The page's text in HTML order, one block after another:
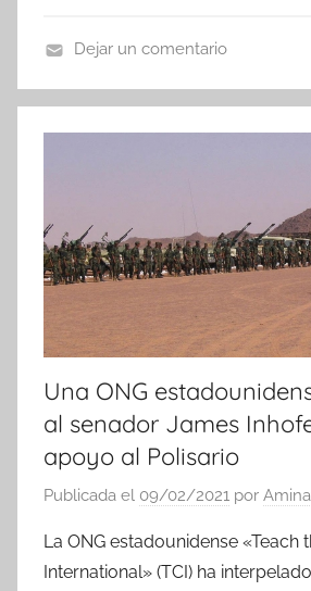
o
t
a
s
Dejar un comentario
Una ONG
al senador James
apoyo al Polisario
Publicada el 09/02/2021 por
La ONG estadounidense «Teach
International» (TCI) ha